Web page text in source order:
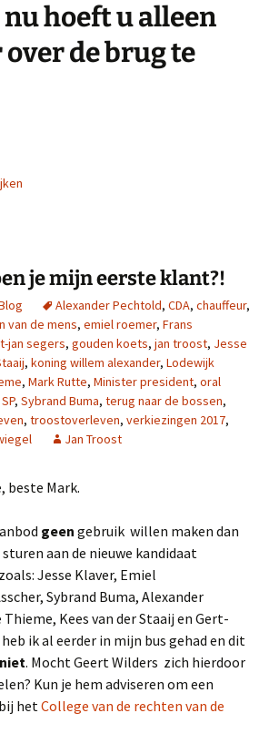
nu hoeft u alleen
de brug te
je mijn eerste klant?!
Alexander Pechtold, CDA, chauffeur,
van de mens, emiel roemer, Frans
jan segers, gouden koets, jan troost, Jesse
, koning willem alexander, Lodewijk
, Mark Rutte, Minister president, oral
SP, Sybrand Buma, terug naar de bossen,
, troostoverleven, verkiezingen 2017,
Jan Troost
beste Mark.
geen gebruik willen maken dan
aan de nieuwe kandidaat
Jesse Klaver, Emiel
Sybrand Buma, Alexander
Kees van der Staaij en Gert-
ik al eerder in mijn bus gehad en dit
niet. Mocht Geert Wilders zich hierdoor
Kun je hem adviseren om een
hetCollege van de rechten van de